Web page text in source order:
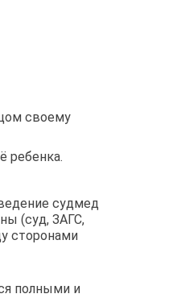
своему
ребенка.
судмед
(суд, ЗАГС,
сторонами
полными и